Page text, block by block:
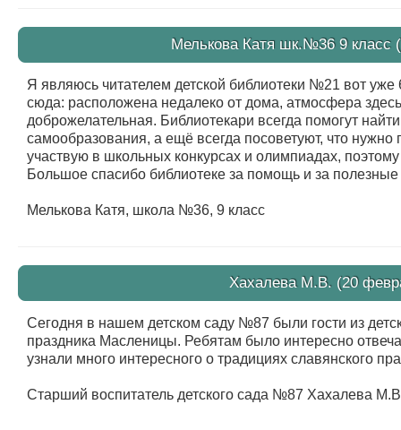
Мелькова Катя шк.№36 9 класс
Я являюсь читателем детской библиотеки №21 вот уже
сюда: расположена недалеко от дома, атмосфера
доброжелательная. Библиотекари всегда помогут
самообразования, а ещё всегда посоветуют, что
участвую в школьных конкурсах и олимпиадах,
Большое спасибо библиотеке за помощь и за
Мелькова Катя, школа №36, 9 класс
Хахалева М.В. (20
Сегодня в нашем детском саду №87 были гости из
праздника Масленицы. Ребятам было интересно
узнали много интересного о традициях славянского
Старший воспитатель детского сада №87 Хахалева